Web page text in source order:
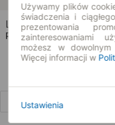
Lubin → Legnica
Rozkład jazdy i bilety
Używamy plików
świadczenia i
prezentowania
zainteresowaniami
możesz w
Więcej informacji w
Ustawienia